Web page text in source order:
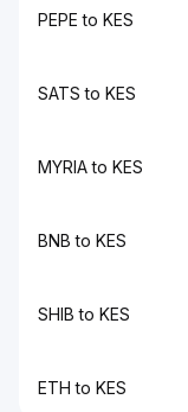
PEPE to KES
SATS to KES
MYRIA to KES
BNB to KES
SHIB to KES
ETH to KES